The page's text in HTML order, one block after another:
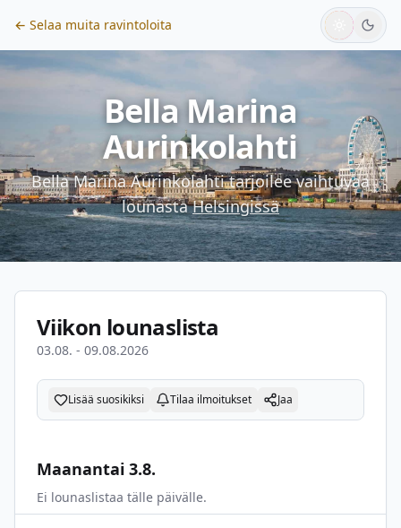
← Selaa muita ravintoloita
Bella Marina
Aurinkolahti
Bella Marina Aurinkolahtitarjoilee vaihtuvaa
lounasta Helsingissä
Viikon lounaslista
03.08. - 09.08.2026
Lisää suosikiksi Tilaa ilmoitukset Jaa
Maanantai 3.8.
Ei lounaslistaa tälle päivälle.